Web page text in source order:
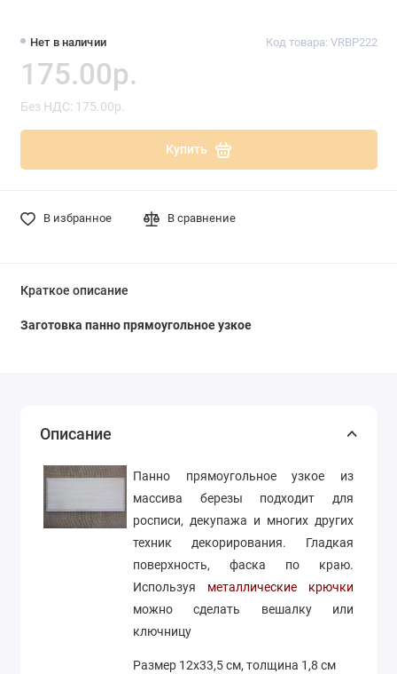
Нет в наличии Код товара: VRBP222
175.00р.
Без НДС: 175.00р.
Купить
В избранное В сравнение
Краткое описание
Заготовка панно прямоугольное узкое
Описание
Панно прямоугольное узкое из
массива березы подходит для
росписи, декупажа и многих других
техник декорирования. Гладкая
поверхность, фаска по краю.
Используя металлические крючки
можно сделать вешалку или
ключницу
Размер 12х33,5 см, толщина 1,8 см